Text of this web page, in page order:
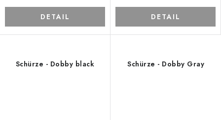
DETAIL DETAIL
Schürze - Dobby black Schürze - Dobby Gray